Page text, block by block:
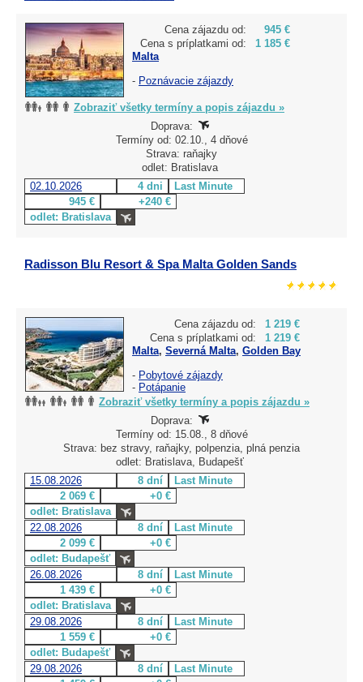
Cena zájazdu od:
945 €
Cena s príplatkami od:
1 185 €
Malta
- Poznávacie zájazdy
Zobraziť všetky termíny a popis zájazdu »
Doprava:
Termíny od: 02.10., 4 dňové
Strava: raňajky
odlet: Bratislava
02.10.2026
4 dni
Last Minute
945 €
+240 €
odlet: Bratislava
Radisson Blu Resort & Spa Malta Golden Sands
Cena zájazdu od:
1 219 €
Cena s príplatkami od:
1 219 €
Malta, Severná Malta, Golden Bay
- Pobytové zájazdy
- Potápanie
Zobraziť všetky termíny a popis zájazdu »
Doprava:
Termíny od: 15.08., 8 dňové
Strava: bez stravy, raňajky, polpenzia, plná penzia
odlet: Bratislava, Budapešť
15.08.2026
8 dní
Last Minute
2 069 €
+0 €
odlet: Bratislava
22.08.2026
8 dní
Last Minute
2 099 €
+0 €
odlet: Budapešť
26.08.2026
8 dní
Last Minute
1 439 €
+0 €
odlet: Bratislava
29.08.2026
8 dní
Last Minute
1 559 €
+0 €
odlet: Budapešť
29.08.2026
8 dní
Last Minute